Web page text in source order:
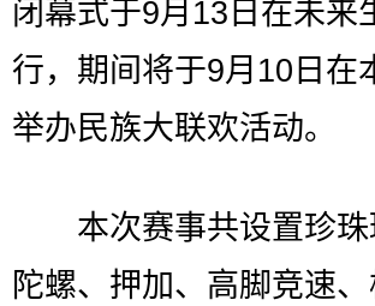
闭幕式于9月13日在未来
行，期间将于9月10日在
举办民族大联欢活动。
本次赛事共设置珍珠
陀螺、押加、高脚竞速